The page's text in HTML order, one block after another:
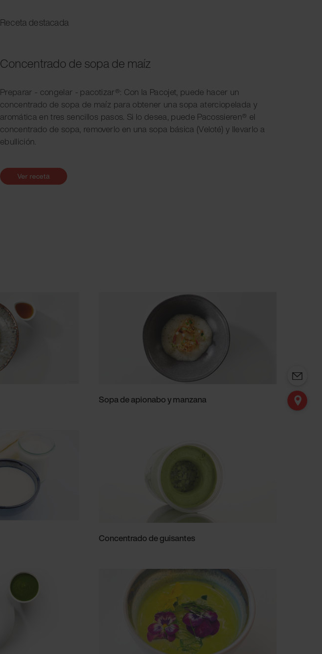
Receta destacada
Concentrado de sopa de maíz
Preparar - congelar - pacotizar®: Con la Pacojet, puede hacer un
concentrado de sopa de maíz para obtener una sopa aterciopelada y
aromática en tres sencillos pasos. Si lo desea, puede Pacossieren® el
concentrado de sopa, removerlo en una sopa básica (Veloté) y llevarlo a
ebullición.
Ver receta
Sopa de apionabo y manzana
Concentrado de guisantes